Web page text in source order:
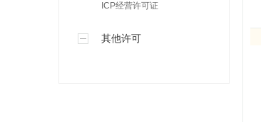
ICP经营许可证
其他许可